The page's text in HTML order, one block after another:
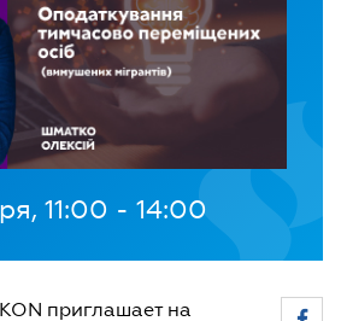
11:00 - 14:00
приглашает на